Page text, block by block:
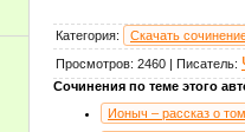
Категория: Скачать
Просмотров: 2460 Писатель:
Сочинения по теме этого
Ионыч – рассказ о